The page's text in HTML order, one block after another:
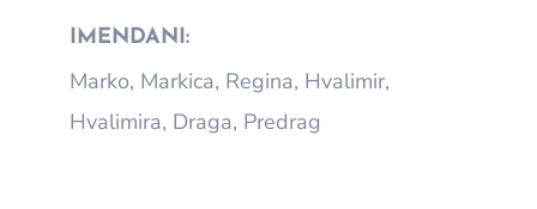
IMENDANI:
Marko, Markica, Regina, Hvalimir,
Hvalimira, Draga, Predrag